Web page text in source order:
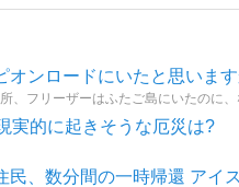
オンロードにいたと思いま
実的に起きそうな厄災は?
民、数分間の一時帰還 アイ